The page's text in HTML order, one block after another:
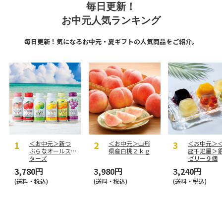
毎日更新！
お中元人気ランキング
毎日更新！気になるお中元・夏ギフトの人気商品をご紹介。
＜お中元＞新つ
ぶらなオールス
ターズ
3,780円
(送料・税込)
＜お中元＞山形
県産白桃２ｋｇ
3,980円
(送料・税込)
＜お中元＞
座千疋屋＞
ゼリー９個
3,240円
(送料・税込)